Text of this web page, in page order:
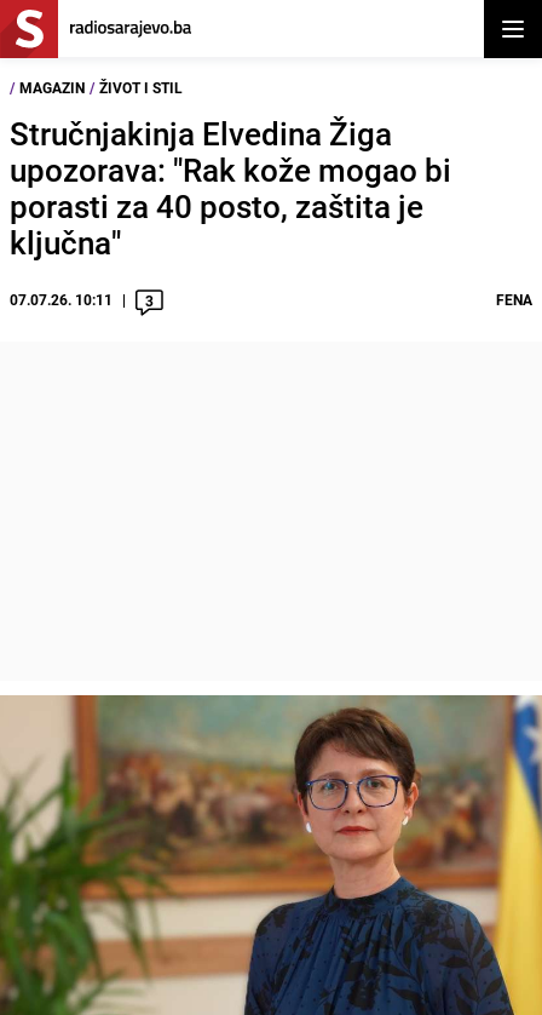
/ MAGAZIN / ŽIVOT I STIL
Stručnjakinja Elvedina Žiga
upozorava: "Rak kože mogao bi
porasti za 40 posto, zaštita je
ključna"
07.07.26. 10:11 3 FENA